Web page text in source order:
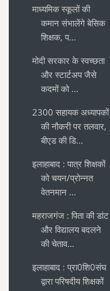
माध्यमिक स्कूलों की
कमान संभालेंगे बेसिक
शिक्षक, प...
मोदी सरकार के स्वच्छता
और स्टार्टअप जैसे
कदमों को ...
2300 सहायक अध्यापकों
की नौकरी पर तलवार,
बीएड की डि...
इलाहाबाद : पात्र शिक्षकों
को चयन/प्रोन्नत
वेतनमान ...
महराजगंज : पिता की डांट
और विद्यालय बदलने
की चेताव...
इलाहाबाद : प्रा0शि0संघ
द्वारा परिषदीय शिक्षकों